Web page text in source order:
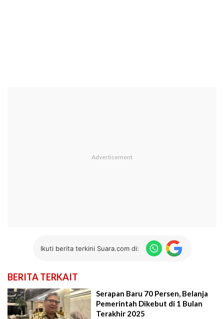
Ikuti berita terkini Suara.com di:
BERITA TERKAIT
Serapan Baru 70 Persen, Belanja
Pemerintah Dikebut di 1 Bulan
Terakhir 2025